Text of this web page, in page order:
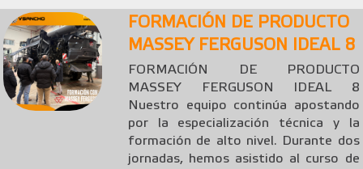
FORMACIÓN DE PRODUCTO
MASSEY FERGUSON IDEAL 8
FORMACIÓN DE PRODUCTO
MASSEY FERGUSON IDEAL 8
Nuestro equipo continúa apostando
por la especialización técnica y la
formación de alto nivel. Durante dos
jornadas, hemos asistido al curso de